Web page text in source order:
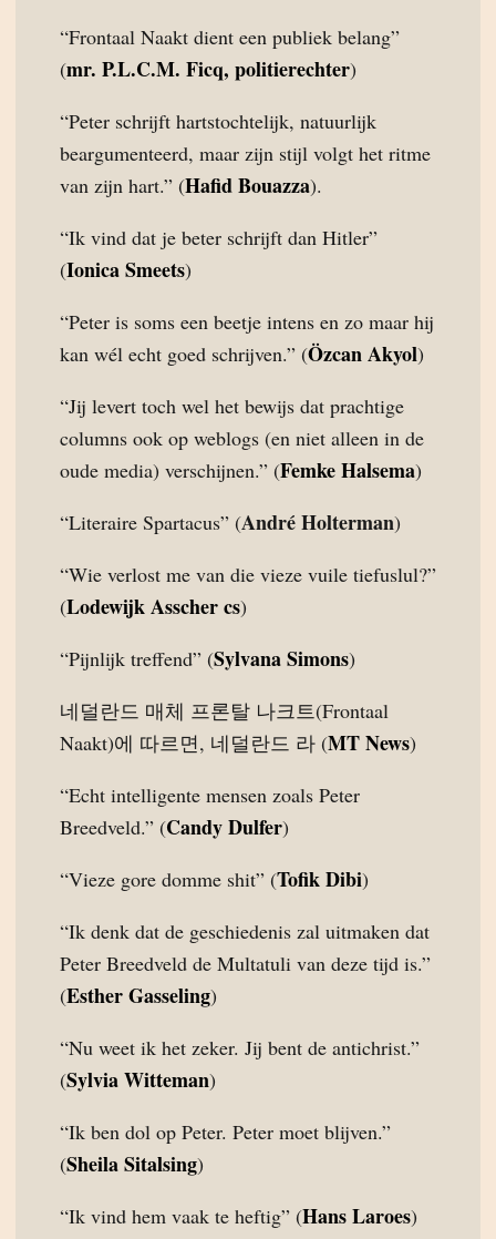
“Frontaal Naakt dient een publiek belang”
(mr. P.L.C.M. Ficq, politierechter)
“Peter schrijft hartstochtelijk, natuurlijk
beargumenteerd, maar zijn stijl volgt het ritme
van zijn hart.” (Hafid Bouazza).
“Ik vind dat je beter schrijft dan Hitler”
(Ionica Smeets)
“Peter is soms een beetje intens en zo maar hij
kan wél echt goed schrijven.” (Özcan Akyol)
“Jij levert toch wel het bewijs dat prachtige
columns ook op weblogs (en niet alleen in de
oude media) verschijnen.” (Femke Halsema)
“Literaire Spartacus” (André Holterman)
“Wie verlost me van die vieze vuile tiefuslul?”
(Lodewijk Asscher cs)
“Pijnlijk treffend” (Sylvana Simons)
네덜란드 매체 프론탈 나크트(Frontaal
Naakt)에 따르면, 네덜란드 라 (MT News)
“Echt intelligente mensen zoals Peter
Breedveld.” (Candy Dulfer)
“Vieze gore domme shit” (Tofik Dibi)
“Ik denk dat de geschiedenis zal uitmaken dat
Peter Breedveld de Multatuli van deze tijd is.”
(Esther Gasseling)
“Nu weet ik het zeker. Jij bent de antichrist.”
(Sylvia Witteman)
“Ik ben dol op Peter. Peter moet blijven.”
(Sheila Sitalsing)
“Ik vind hem vaak te heftig” (Hans Laroes)